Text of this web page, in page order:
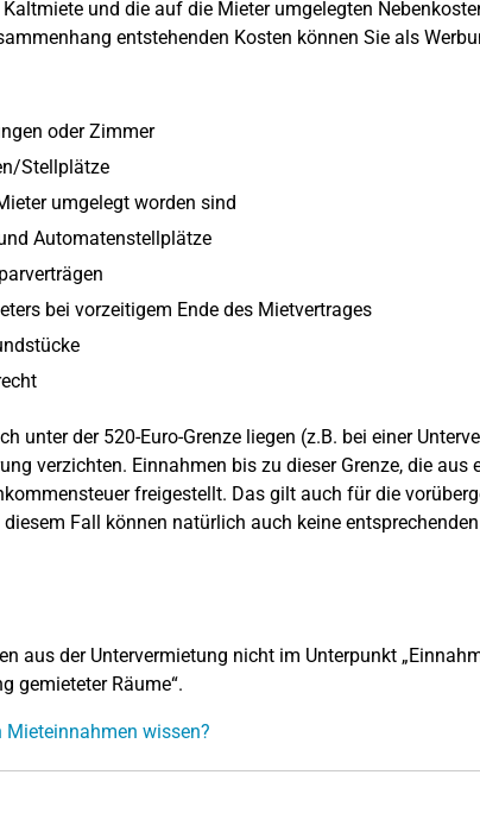
und die auf die Mieter umgelegten
entstehenden Kosten können Sie als
oder Zimmer
Stellplätze
umgelegt worden sind
Automatenstellplätze
bei vorzeitigem Ende des Mietvertrages
unter der 520-Euro-Grenze liegen (z.B. bei einer
verzichten. Einnahmen bis zu dieser Grenze, die aus
freigestellt. Das gilt auch für die
Fall können natürlich auch keine
aus der Untervermietung nicht im Unterpunkt
gemieteter Räume“.
wissen?